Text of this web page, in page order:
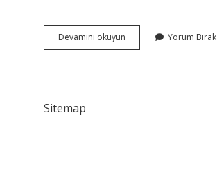
Devamını okuyun Paldımın
Ne
Yorum Bırak
Sitemap